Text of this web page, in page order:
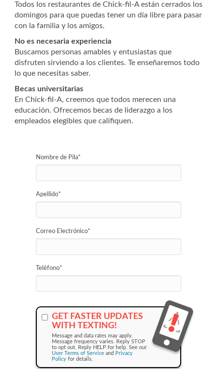
Todos los restaurantes de Chick-fil-A están cerrados los
domingos para que puedas tener un día libre para pasar
con la familia y los amigos.
No es necesaria experiencia
Buscamos personas amables y entusiastas que
disfruten sirviendo a los clientes. Te enseñaremos todo
lo que necesitas saber.
Becas universitarias
En Chick-fil-A, creemos que todos merecen una
educación. Ofrecemos becas de liderazgo a los
empleados elegibles que califiquen.
Nombre de Pila*
Apellido*
Correo Electrónico*
Teléfono*
GET FASTER UPDATES
WITH TEXTING!
Message and data rates may apply.
Message frequency varies. Reply STOP
to opt out. Reply HELP for help. See our
User Terms of Service and Privacy
Policy for details.